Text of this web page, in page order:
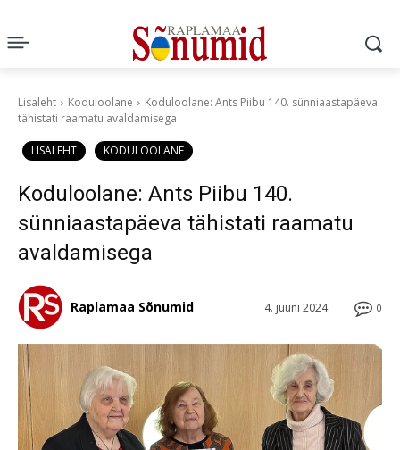
Lisaleht Koduloolane
Koduloolane: Ants Piibu 140. sünniaastapäeva
tähistati raamatu avaldamisega
LISALEHT KODULOOLANE
Koduloolane: Ants Piibu 140.
sünniaastapäeva tähistati raamatu
avaldamisega
0
4. juuni 2024
Raplamaa Sõnumid